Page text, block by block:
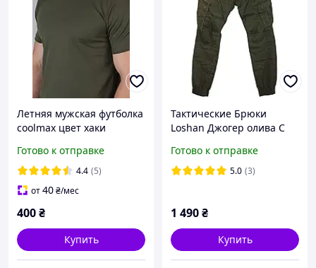
Летняя мужская футболка
coolmax цвет хаки
Готово к отправке
4.4 (5)
от40₴/мес
400₴
Купить
Тактические Брюки
Loshan Джогер олива С
ткань
Готово к отправке
5.0 (3)
1 490₴
Купить